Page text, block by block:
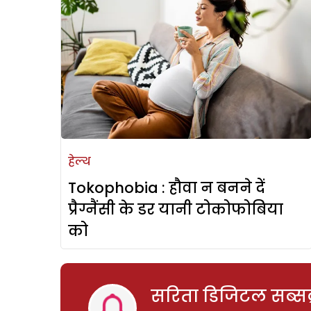
हेल्थ
Tokophobia : हौवा न बनने दें
प्रैग्नैंसी के डर यानी टोकोफोबिया
को
सरिता डिजिटल